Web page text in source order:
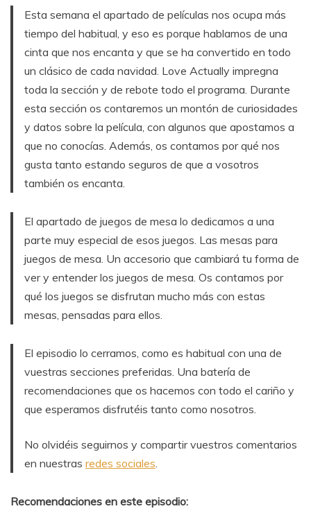
Esta semana el apartado de películas nos ocupa más
tiempo del habitual, y eso es porque hablamos de una
cinta que nos encanta y que se ha convertido en todo
un clásico de cada navidad. Love Actually impregna
toda la sección y de rebote todo el programa. Durante
esta sección os contaremos un montón de curiosidades
y datos sobre la película, con algunos que apostamos a
que no conocías. Además, os contamos por qué nos
gusta tanto estando seguros de que a vosotros
también os encanta.
El apartado de juegos de mesa lo dedicamos a una
parte muy especial de esos juegos. Las mesas para
juegos de mesa. Un accesorio que cambiará tu forma de
ver y entender los juegos de mesa. Os contamos por
qué los juegos se disfrutan mucho más con estas
mesas, pensadas para ellos.
El episodio lo cerramos, como es habitual con una de
vuestras secciones preferidas. Una batería de
recomendaciones que os hacemos con todo el cariño y
que esperamos disfrutéis tanto como nosotros.
No olvidéis seguirnos y compartir vuestros comentarios
en nuestras redes sociales.
Recomendaciones en este episodio: